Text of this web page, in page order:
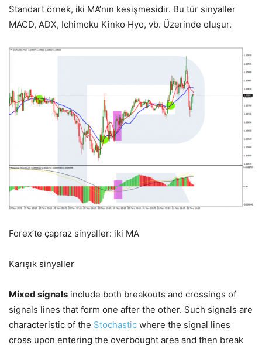
Standart örnek, iki MA’nın kesişmesidir. Bu tür sinyaller
MACD, ADX, Ichimoku Kinko Hyo, vb. Üzerinde oluşur.
Forex’te çapraz sinyaller: iki MA
Karışık sinyaller
Mixed signals include both breakouts and crossings of
signals lines that form one after the other. Such signals are
characteristic of the Stochastic where the signal lines
cross upon entering the overbought area and then break